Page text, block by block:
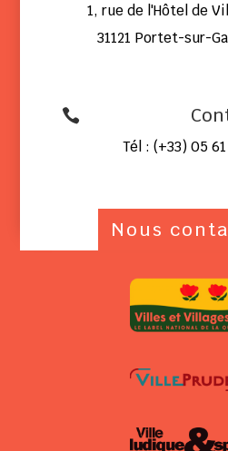
1, rue de l'Hôtel de
31121 Portet-sur-

Tél : (+33) 05
Nous